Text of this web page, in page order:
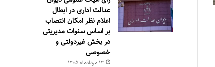
عدالت اداری در ابطال
اعلام نظر امکان انتصاب
بر اساس سنوات مدیریتی
در بخش غیردولتی و
خصوصی
۱۳ مرداد‌ماه ۱۴۰۵